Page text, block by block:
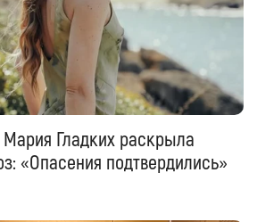
Мария Гладких раскрыла
«Опасения подтвердились»